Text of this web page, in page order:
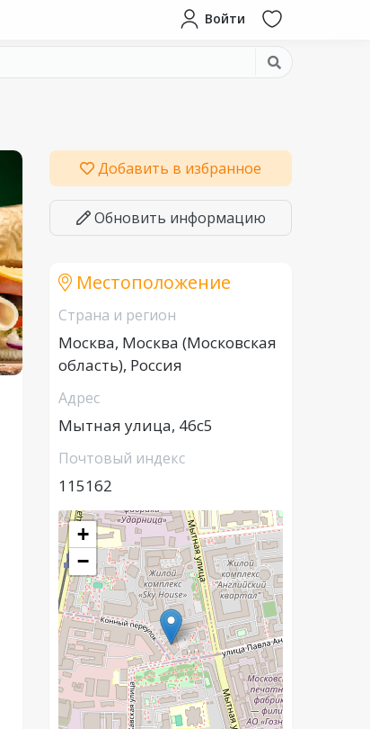
Войти
Добавить в избранное
Обновить информацию
Местоположение
Страна и регион
Москва, Москва (Московская
область), Россия
Адрес
Мытная улица, 46с5
Почтовый индекс
115162
+
−